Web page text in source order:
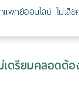
พทย์ออนไลน์ ไม่เสีย
ตรียมคลอดต้อ